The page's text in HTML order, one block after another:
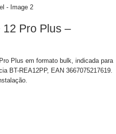
Pro Plus –
Plus em formato bulk, indicada para
BT-REA12PP, EAN 3667075217619.